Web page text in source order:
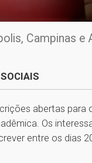
Campinas e
abertas para
Os
entre os dias